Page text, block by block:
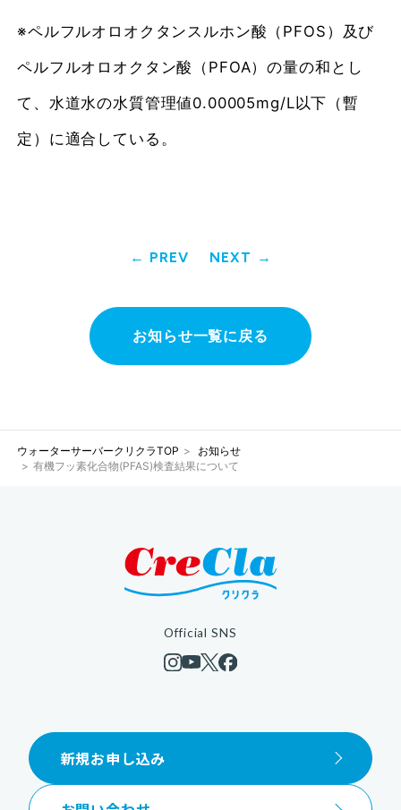
※ペルフルオロオクタンスルホン酸（PFOS）及び
ペルフルオロオクタン酸（PFOA）の量の和とし
て、水道水の水質管理値0.00005mg/L以下（暫
定）に適合している。
PREV NEXT
お知らせ一覧に戻る
ウォーターサーバークリクラTOP
お知らせ
有機フッ素化合物(PFAS)検査結果について
Official SNS
新規お申し込み